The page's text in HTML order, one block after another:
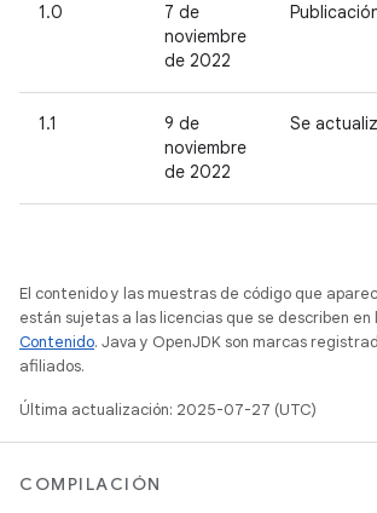
1.0
7 de
noviembre
de 2022
1.1
9 de
noviembre
de 2022
Se
El contenido y las muestras de código que
están sujetas a las licencias que se describen en
Contenido. Java y OpenJDK son marcas
afiliados.
Última actualización: 2025-07-27 (UTC)
COMPILACIÓN